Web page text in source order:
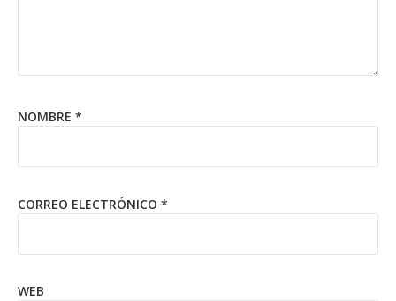
NOMBRE *
CORREO ELECTRÓNICO *
WEB